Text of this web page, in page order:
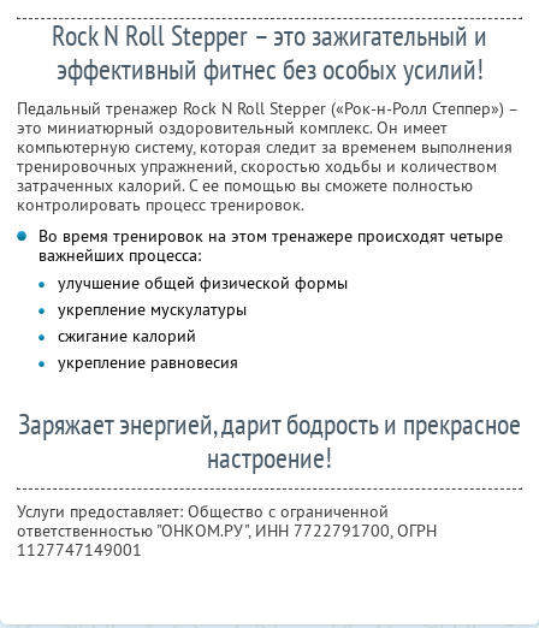
Rock N Roll Stepper – это зажигательный и
эффективный фитнес без особых усилий!
Педальный тренажер Rock N Roll Stepper («Рок-н-Ролл Степпер») –
это миниатюрный оздоровительный комплекс. Он имеет
компьютерную систему, которая следит за временем выполнения
тренировочных упражнений, скоростью ходьбы и количеством
затраченных калорий. С ее помощью вы сможете полностью
контролировать процесс тренировок.
Во время тренировок на этом тренажере происходят четыре
важнейших процесса:
улучшение общей физической формы
укрепление мускулатуры
сжигание калорий
укрепление равновесия
Заряжает энергией, дарит бодрость и прекрасное
настроение!
Услуги предоставляет: Общество с ограниченной
ответственностью "ОНКОМ.РУ", ИНН 7722791700, ОГРН
1127747149001